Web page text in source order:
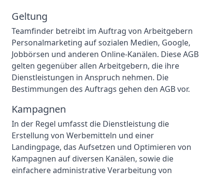
Geltung
Teamfinder betreibt im Auftrag von Arbeitgebern
Personalmarketing auf sozialen Medien, Google,
Jobbörsen und anderen Online-Kanälen. Diese AGB
gelten gegenüber allen Arbeitgebern, die ihre
Dienstleistungen in Anspruch nehmen. Die
Bestimmungen des Auftrags gehen den AGB vor.
Kampagnen
In der Regel umfasst die Dienstleistung die
Erstellung von Werbemitteln und einer
Landingpage, das Aufsetzen und Optimieren von
Kampagnen auf diversen Kanälen, sowie die
einfachere administrative Verarbeitung von